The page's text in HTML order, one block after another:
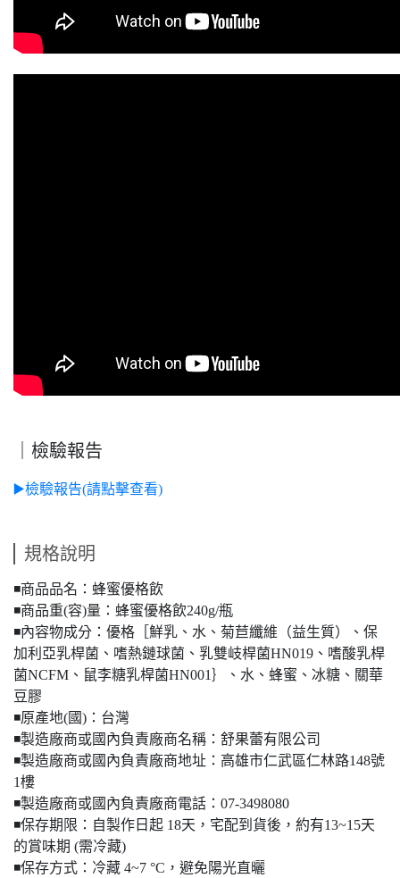
｜檢驗報告
▶️檢驗報告(請點擊查看)
規格說明
◾️商品品名：蜂蜜優格飲
◾️商品重(容)量：蜂蜜優格飲240g/瓶
◾️內容物成分：優格［鮮乳、水、菊苣纖維（益生質）、保
加利亞乳桿菌、嗜熱鏈球菌、乳雙岐桿菌HN019、嗜酸乳桿
菌NCFM、鼠李糖乳桿菌HN001｝、水、蜂蜜、冰糖、關華
豆膠
◾️原產地(國)：台灣
◾️製造廠商或國內負責廠商名稱：舒果蕾有限公司
◾️製造廠商或國內負責廠商地址：高雄市仁武區仁林路148號
1樓
◾️製造廠商或國內負責廠商電話：07-3498080
◾️保存期限：自製作日起 18天，宅配到貨後，約有13~15天
的賞味期 (需冷藏)
◾️保存方式：冷藏 4~7 °C，避免陽光直曬